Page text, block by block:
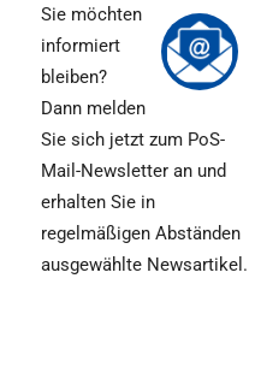
Sie möchten
informiert
bleiben?
Dann melden
Sie sich jetzt zum PoS-
Mail-Newsletter an und
erhalten Sie in
regelmäßigen Abständen
ausgewählte Newsartikel.